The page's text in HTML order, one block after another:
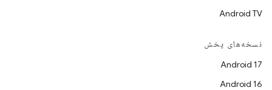
Android TV
نسخه‌های پخش
Android 17
Android 16